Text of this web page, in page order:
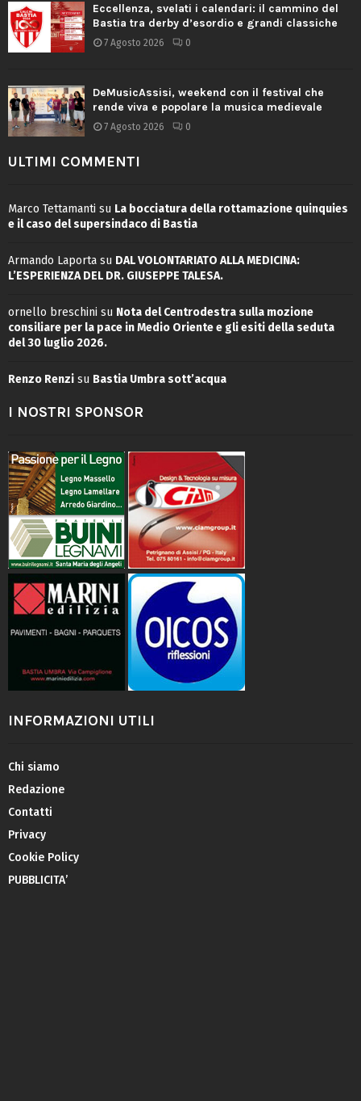
Eccellenza, svelati i calendari: il cammino del
Bastia tra derby d’esordio e grandi classiche
7 Agosto 2026 0
DeMusicAssisi, weekend con il festival che
rende viva e popolare la musica medievale
7 Agosto 2026 0
ULTIMI COMMENTI
Marco Tettamanti su La bocciatura della rottamazione quinquies
e il caso del supersindaco di Bastia
Armando Laporta su DAL VOLONTARIATO ALLA MEDICINA:
L’ESPERIENZA DEL DR. GIUSEPPE TALESA.
ornello breschini su Nota del Centrodestra sulla mozione
consiliare per la pace in Medio Oriente e gli esiti della seduta
del 30 luglio 2026.
Renzo Renzi su Bastia Umbra sott’acqua
I NOSTRI SPONSOR
INFORMAZIONI UTILI
Chi siamo
Redazione
Contatti
Privacy
Cookie Policy
PUBBLICITA’